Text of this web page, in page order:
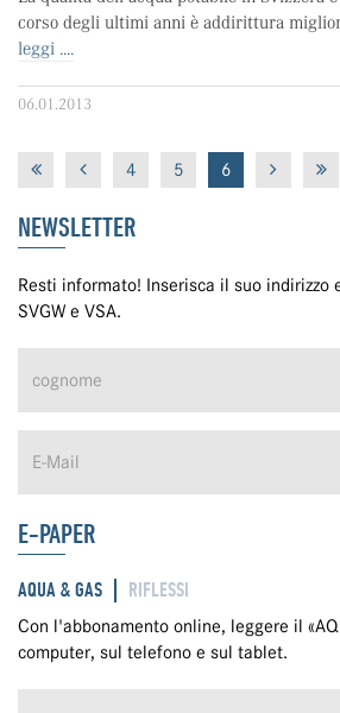
corso degli ultimi anni è addirittura
leggi ....
06.01.2013
4 5 6
NEWSLETTER
Resti informato! Inserisca il suo
SVGW e VSA.
E-PAPER
AQUA & GAS RIFLESSI
Con l'abbonamento online, leggere il
computer, sul telefono e sul tablet.